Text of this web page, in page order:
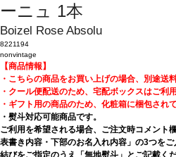
ーニュ 1本
Boizel Rose Absolu
8221194
nonvintage
【商品情報】
・こちらの商品をお買い上げの場合、別途送
・クール便配送のため、宅配ボックスはご利
・ギフト用の商品のため、化粧箱に梱包され
・熨斗対応可能商品です。
ご利用を希望される場合、ご注文時コメント
表書き内容・下部のお名入れ内容」の3つをご
結びをご指定のうえ「無地熨斗」とご記載くだ